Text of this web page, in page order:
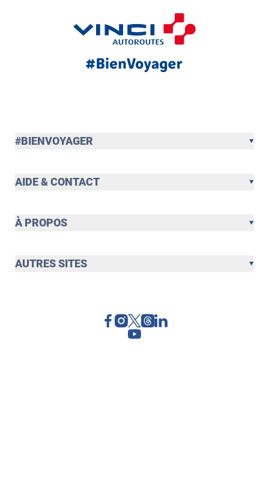
#BIENVOYAGER
AIDE & CONTACT
À PROPOS
AUTRES SITES